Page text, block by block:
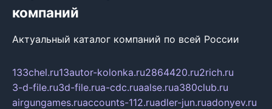
компаний
Актуальный каталог компаний по всей России
133chel.ru13autor-kolonka.ru2864420.ru2rich.ru
3-d-file.ru3d-file.rua-cdc.ruaalse.rua380club.ru
airgungames.ruaccounts-112.ruadler-jun.ruadonyev.ru